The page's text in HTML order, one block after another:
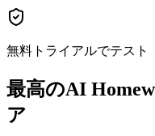
無料トライアルでテスト
最高のAI
ア